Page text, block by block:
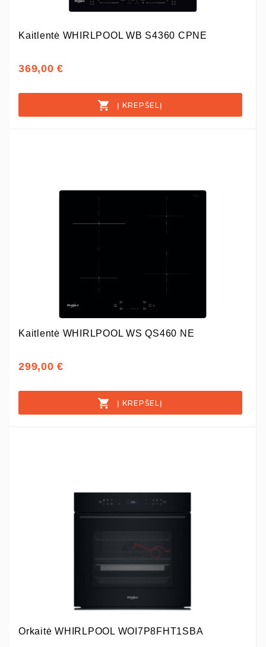
Kaitlentė WHIRLPOOL WB S4360 CPNE
369,00 €
Į KREPŠELĮ
Kaitlentė WHIRLPOOL WS QS460 NE
299,00 €
Į KREPŠELĮ
Orkaitė WHIRLPOOL WOI7P8FHT1SBA